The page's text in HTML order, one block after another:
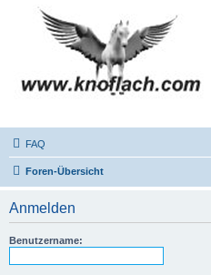
FAQ
Foren-Übersicht
Anmelden
Benutzername: